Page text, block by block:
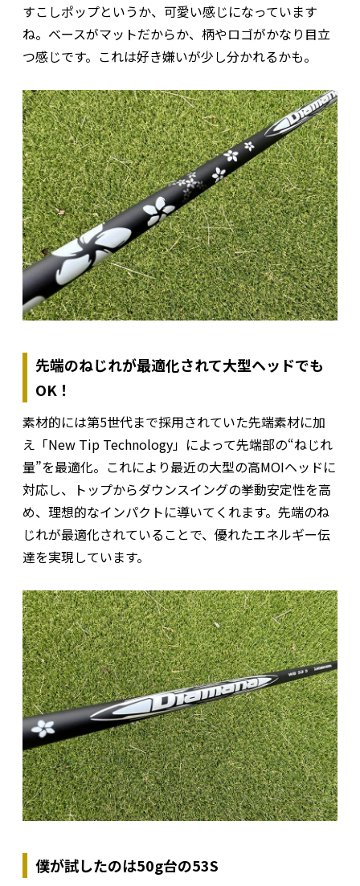
すこしポップというか、可愛い感じになっています
ね。ベースがマットだからか、柄やロゴがかなり目立
つ感じです。これは好き嫌いが少し分かれるかも。
先端のねじれが最適化されて大型ヘッドでも
OK！
素材的には第5世代まで採用されていた先端素材に加
え「New Tip Technology」によって先端部の“ねじれ
量”を最適化。これにより最近の大型の高MOIヘッドに
対応し、トップからダウンスイングの挙動安定性を高
め、理想的なインパクトに導いてくれます。先端のね
じれが最適化されていることで、優れたエネルギー伝
達を実現しています。
僕が試したのは50g台の53S